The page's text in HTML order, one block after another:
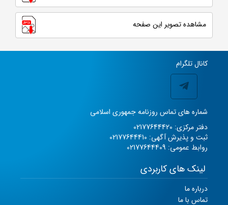
مشاهده تصویر این صفحه
کانال تلگرام
شماره های تماس روزنامه جمهوری اسلامی
دفتر مرکزی: 02177644420
ثبت و پذیرش آگهی: 02177644410
روابط عمومی: 02177644409
لینک های کاربردی
درباره ما
تماس با ما